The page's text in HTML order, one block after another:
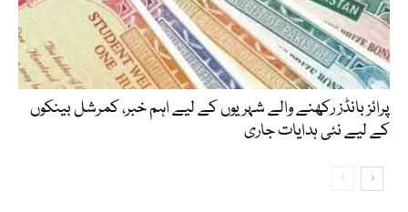
پرائز بانڈز رکھنے والے شہریوں کے لیے اہم خبر، کمرشل بینکوں
کے لیے نئی ہدایات جاری